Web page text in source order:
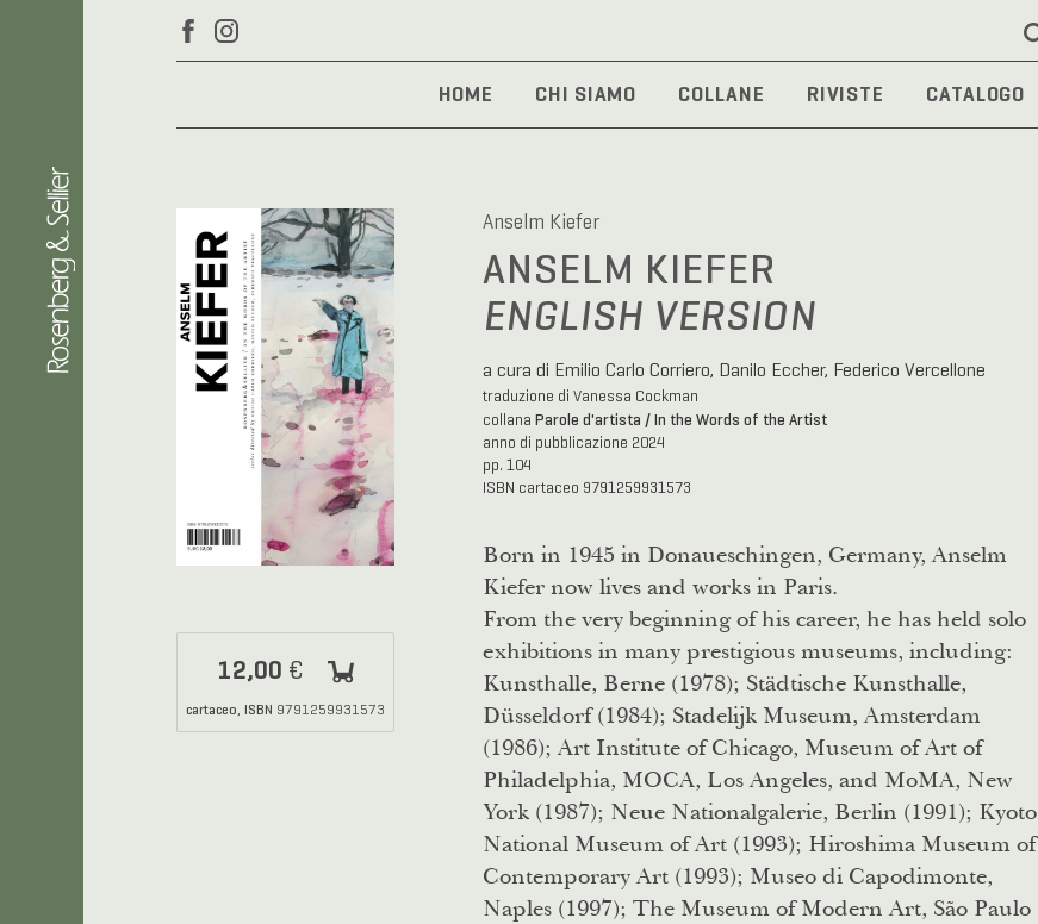
HOME CHI SIAMO COLLANE RIVISTE CATALOGO
12,00 €
cartaceo, ISBN 9791259931573
Anselm Kiefer
ANSELM KIEFER
ENGLISH VERSION
a cura di Emilio Carlo Corriero, Danilo Eccher, Federico Vercellone
traduzione di Vanessa Cockman
collana Parole d'artista / In the Words of the Artist
anno di pubblicazione 2024
pp. 104
ISBN cartaceo 9791259931573
Born in 1945 in Donaueschingen, Germany, Anselm
Kiefer now lives and works in Paris.
From the very beginning of his career, he has held solo
exhibitions in many prestigious museums, including:
Kunsthalle, Berne (1978); Städtische Kunsthalle,
Düsseldorf (1984); Stadelijk Museum, Amsterdam
(1986); Art Institute of Chicago, Museum of Art of
Philadelphia, MOCA, Los Angeles, and MoMA, New
York (1987); Neue Nationalgalerie, Berlin (1991); Kyoto
National Museum of Art (1993); Hiroshima Museum of
Contemporary Art (1993); Museo di Capodimonte,
Naples (1997); The Museum of Modern Art, São Paulo